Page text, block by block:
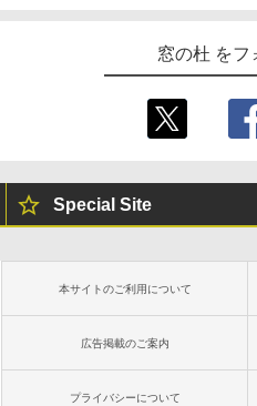
窓の杜 をフ
Special Site
本サイトのご利用について
広告掲載のご案内
プライバシーについて